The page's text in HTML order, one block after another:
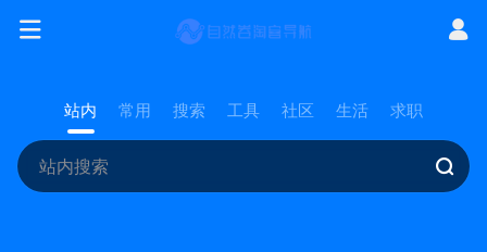
站内 常用 搜索 工具 社区 生活 求职